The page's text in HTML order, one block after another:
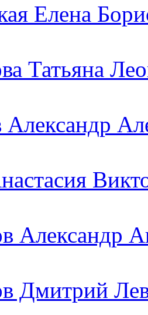
Елена
Татьяна
Александр
Дмитрий